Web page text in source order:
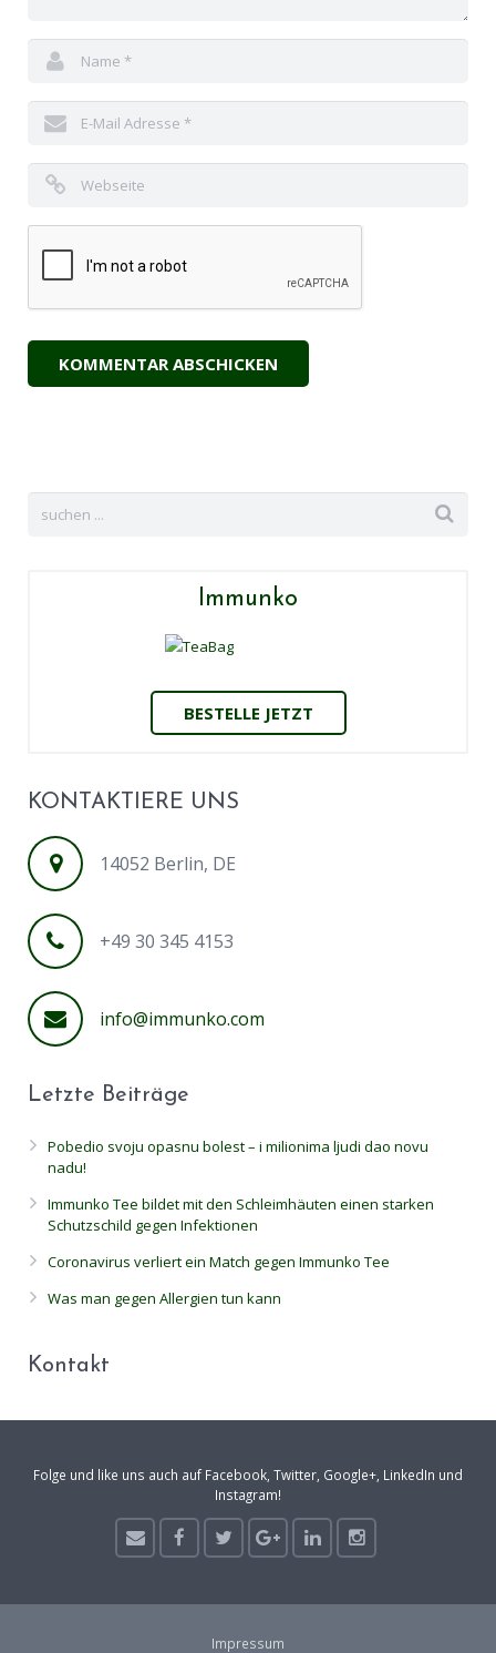
Immunko
BESTELLE JETZT
KONTAKTIERE UNS
14052 Berlin, DE
+49 30 345 4153
info@immunko.com
Letzte Beiträge
Pobedio svoju opasnu bolest – i milionima ljudi dao novu
nadu!
Immunko Tee bildet mit den Schleimhäuten einen starken
Schutzschild gegen Infektionen
Coronavirus verliert ein Match gegen Immunko Tee
Was man gegen Allergien tun kann
Kontakt
Folge und like uns auch auf Facebook, Twitter, Google+, LinkedIn und
Instagram!
Impressum